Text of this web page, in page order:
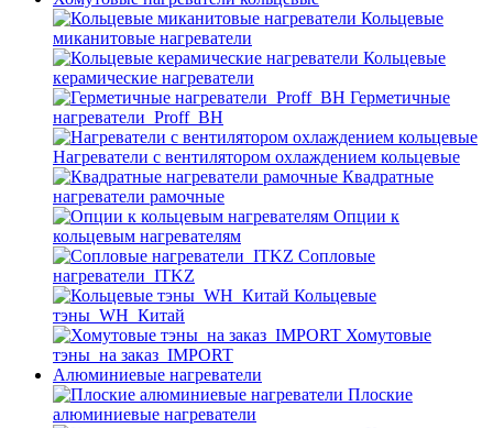
Кольцевые
миканитовые нагреватели
Кольцевые
керамические нагреватели
Герметичные
нагреватели_Proff_BH
Нагреватели с вентилятором охлаждением кольцевые
Квадратные
нагреватели рамочные
Опции к
кольцевым нагревателям
Cопловые
нагреватели_ITKZ
Кольцевые
тэны_WH_Китай
Хомутовые
тэны_на заказ_IMPORT
Алюминиевые нагреватели
Плоские
алюминиевые нагреватели